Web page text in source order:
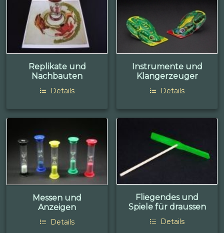
Replikate und
Nachbauten
Details
Instrumente und
Klangerzeuger
Details
Messen und
Anzeigen
Details
Fliegendes und
Spiele für draussen
Details